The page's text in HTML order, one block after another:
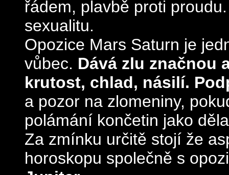
řádem, plavbě proti
sexualitu.
Opozice Mars Saturn je
vůbec. Dává zlu značnou
krutost, chlad, násilí.
a pozor na zlomeniny,
polámání končetin jako
Za zmínku určitě stojí že
horoskopu společně s